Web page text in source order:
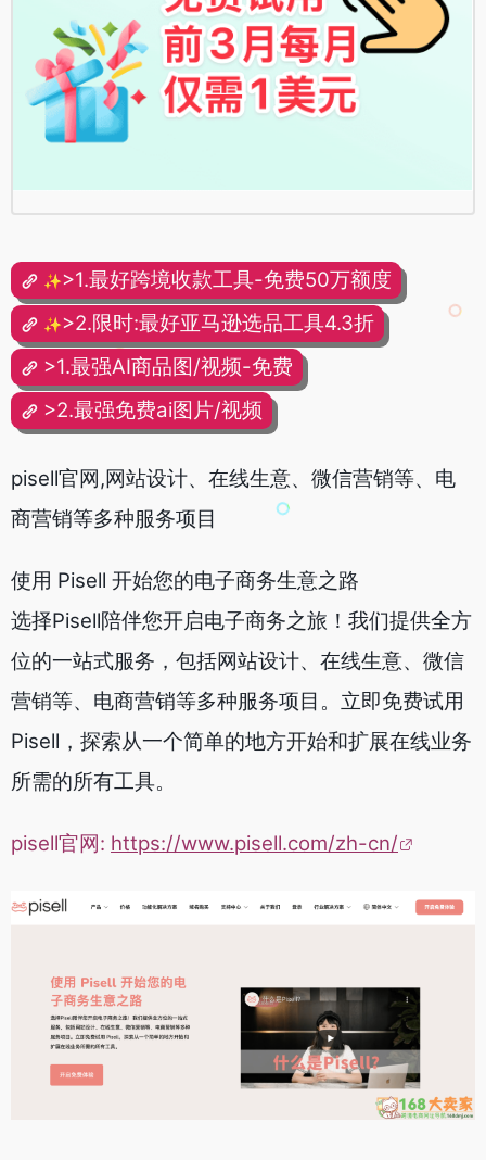
✨>1.最好跨境收款工具-免费50万额度
✨>2.限时:最好亚马逊选品工具4.3折
>1.最强AI商品图/视频-免费
>2.最强免费ai图片/视频
pisell官网,网站设计、在线生意、微信营销等、电
商营销等多种服务项目
使用 Pisell 开始您的电子商务生意之路
选择Pisell陪伴您开启电子商务之旅！我们提供全方
位的一站式服务，包括网站设计、在线生意、微信
营销等、电商营销等多种服务项目。立即免费试用
Pisell，探索从一个简单的地方开始和扩展在线业务
所需的所有工具。
pisell官网: https://www.pisell.com/zh-cn/